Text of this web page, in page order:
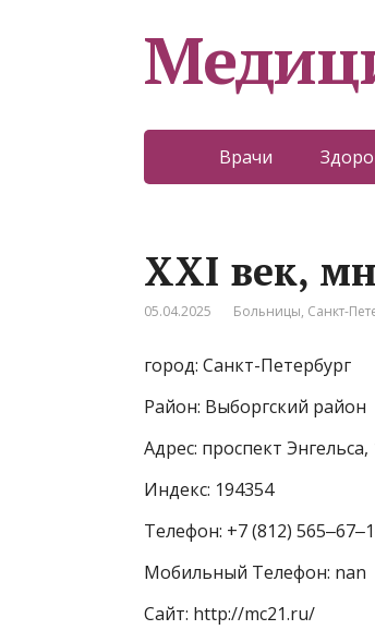
Врачи
XXI век,
05.04.2025 Больницы, Санкт-
город: Санкт-Петербург
Район: Выборгский район
Адрес: проспект Энгельса,
Индекс: 194354
Телефон: +7 (812)
Мобильный Телефон: nan
Сайт: http://mc21.ru/